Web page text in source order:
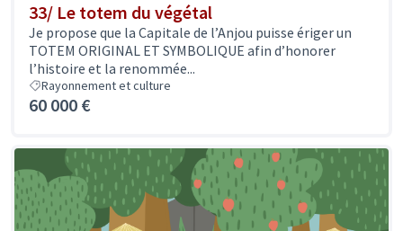
33/ Le totem du végétal
Je propose que la Capitale de l’Anjou puisse ériger un
TOTEM ORIGINAL ET SYMBOLIQUE afin d’honorer
l’histoire et la renommée...
Rayonnement et culture
60 000 €